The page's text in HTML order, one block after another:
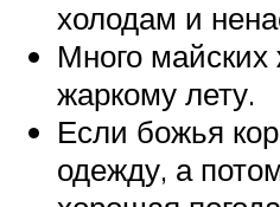
холодам и
Много
жаркому лету.
Если божья
одежду, а